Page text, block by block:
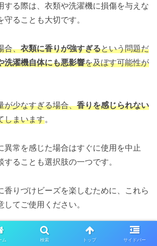
する際は、衣類や洗濯機に損傷を与えな
ることも大切です。
合、衣類に香りが強すぎるという問題だ
洗濯機自体にも悪影響を及ぼす可能性が
が少なすぎる場合、香りを感じられない
しまいます。
異常を感じた場合はすぐに使用を中止
することも選択肢の一つです。
香りづけビーズを楽しむために、これら
てご使用ください。
ム 検索 トップ サイドバー